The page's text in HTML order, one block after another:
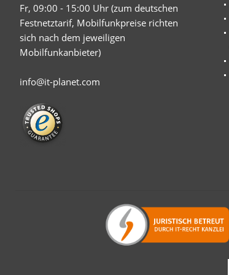
Fr, 09:00 - 15:00 Uhr (zum deutschen
Festnetztarif, Mobilfunkpreise richten
sich nach dem jeweiligen
Mobilfunkanbieter)
info@it-planet.com